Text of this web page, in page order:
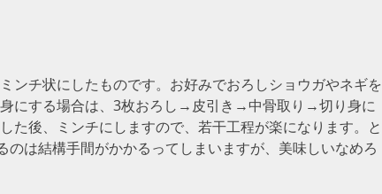
ンチ状にしたものです。お好みでおろしショウガやネギを
にする場合は、3枚おろし→皮引き→中骨取り→切り身に
た後、ミンチにしますので、若干工程が楽になります。と
は結構手間がかかるってしまいますが、美味しいなめろ